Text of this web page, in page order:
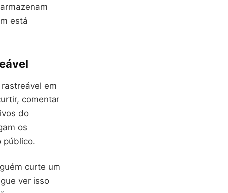
está
em
comentar
do
os
público.
curte um
ver isso